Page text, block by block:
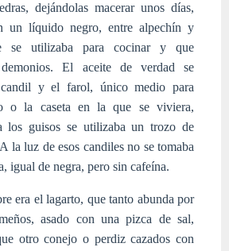
dejándolas macerar unos días,
un líquido negro, entre alpechín y
se utilizaba para cocinar y que
El aceite de verdad se
y el farol, único medio para
o la caseta en la que se viviera,
los guisos se utilizaba un trozo de
la luz de esos candiles no se tomaba
igual de negra, pero sin cafeína.
era el lagarto, que tanto abunda por
asado con una pizca de sal,
otro conejo o perdiz cazados con